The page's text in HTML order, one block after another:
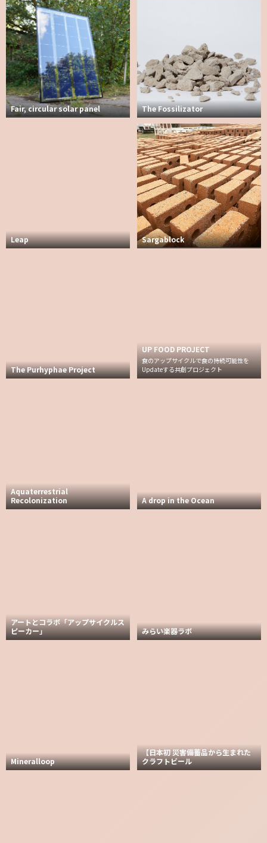
Fair, circular solar panel The Fossilizator
Leap Sargablock
The Purhyphae Project
UP FOOD PROJECT
食のアップサイクルで食の持続可能性を
Updateする共創プロジェクト
Aquaterrestrial
Recolonization
A drop in the Ocean
アートとコラボ「アップサイクルス
ピーカー」
みらい楽器ラボ
Mineralloop
【日本初 災害備蓄品から生まれた
クラフトビール